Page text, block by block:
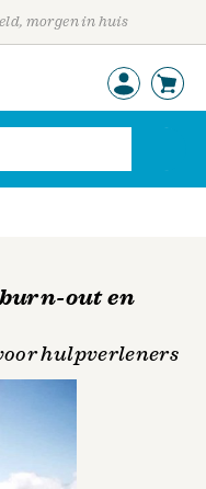
morgen in huis
out en
hulpverleners